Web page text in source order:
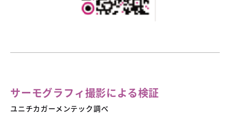
サーモグラフィ撮影による検証
ユニチカガーメンテック調べ